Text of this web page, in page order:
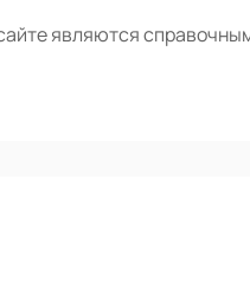
являются